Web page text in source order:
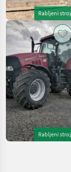
Rabljeni stroj
Rabljeni stroj